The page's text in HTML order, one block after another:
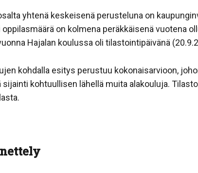
yhtenä keskeisenä perusteluna on
on kolmena peräkkäisenä vuotena
Hajalan koulussa oli tilastointipäivänä
kohdalla esitys perustuu kokonaisarvioon,
kohtuullisen lähellä muita alakouluja.